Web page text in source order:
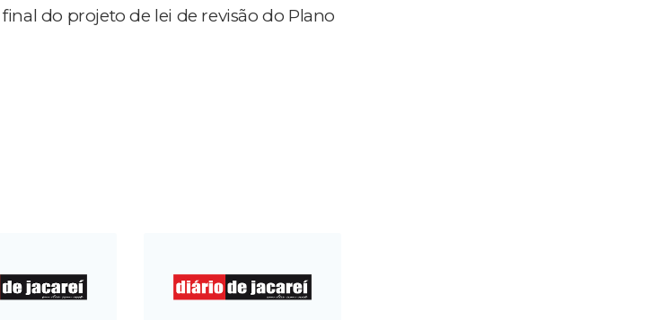
do projeto de lei de revisão do Plano